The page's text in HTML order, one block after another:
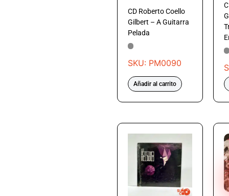
CD Roberto Coello
Gilbert – A Guitarra
Pelada
SKU: PM0090
Añadir al carrito